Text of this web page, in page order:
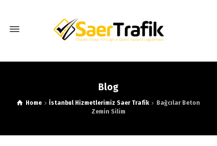
Blog
Home İstanbul Hizmetlerimiz Saer Trafik
Bağcılar Beton
Zemin Silim